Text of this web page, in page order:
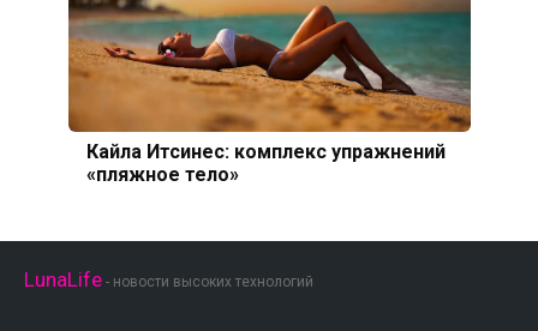
Кайла Итсинес: комплекс упражнений
«пляжное тело»
LunaLife - новости высоких технологий